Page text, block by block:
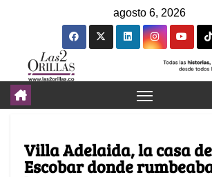
agosto 6, 2026
Villa Adelaida, la casa
Escobar donde